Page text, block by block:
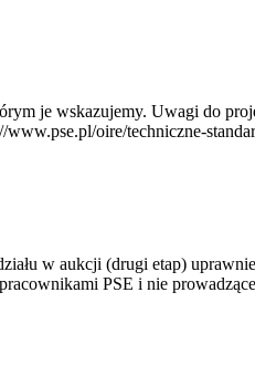
je wskazujemy. Uwagi do
oire/techniczne-
w aukcji (drugi etap)
PSE i nie